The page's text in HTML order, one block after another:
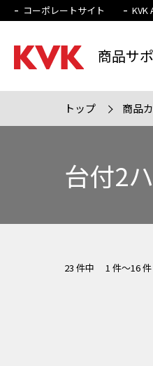
商品サ
コーポレートサイト KVK
トップ 商品
台付2
23 件中 1 件～16 件